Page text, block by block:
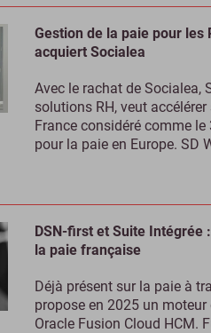
Gestion de la paie pour les
acquiert Socialea
Avec le rachat de Socialea,
solutions RH, veut
France considéré comme
pour la paie en Europe. SD
DSN-first et Suite Intégrée
la paie française
Déjà présent sur la paie à
propose en 2025 un
Oracle Fusion Cloud HCM.